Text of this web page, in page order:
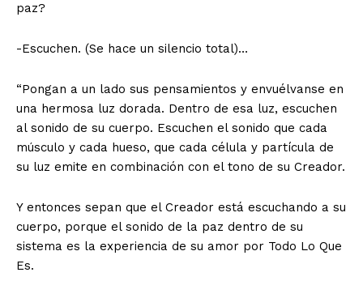
paz?
-Escuchen. (Se hace un silencio total)…
“Pongan a un lado sus pensamientos y envuélvanse en
una hermosa luz dorada. Dentro de esa luz, escuchen
al sonido de su cuerpo. Escuchen el sonido que cada
músculo y cada hueso, que cada célula y partícula de
su luz emite en combinación con el tono de su Creador.
Y entonces sepan que el Creador está escuchando a su
cuerpo, porque el sonido de la paz dentro de su
sistema es la experiencia de su amor por Todo Lo Que
Es.